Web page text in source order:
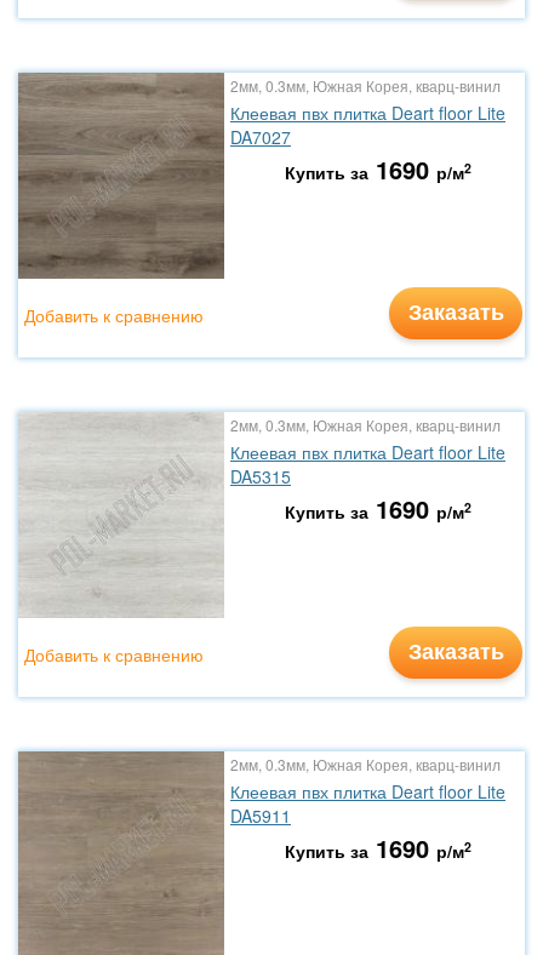
2мм, 0.3мм, Южная Корея, кварц-винил
Клеевая пвх плитка Deart floor Lite
DA7027
Купить за 1690 р/м2
Заказать
Добавить к сравнению
2мм, 0.3мм, Южная Корея, кварц-винил
Клеевая пвх плитка Deart floor Lite
DA5315
Купить за 1690 р/м2
Заказать
Добавить к сравнению
2мм, 0.3мм, Южная Корея, кварц-винил
Клеевая пвх плитка Deart floor Lite
DA5911
Купить за 1690 р/м2